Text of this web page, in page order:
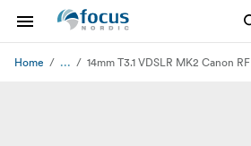
Home ... 14mm T3.1 VDSLR MK2 Canon RF